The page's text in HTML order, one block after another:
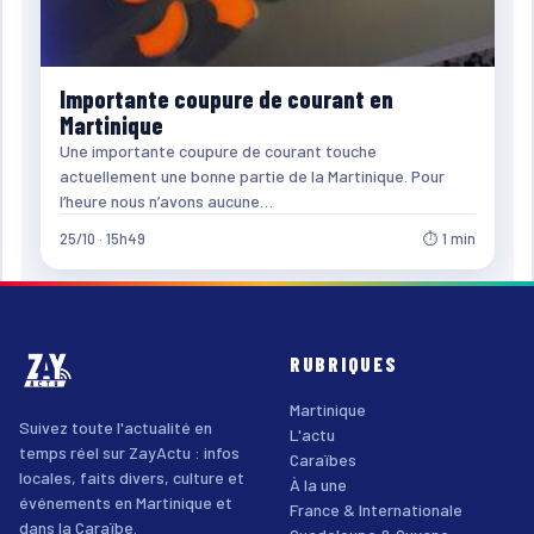
Importante coupure de courant en
Martinique
Une importante coupure de courant touche
actuellement une bonne partie de la Martinique. Pour
l’heure nous n’avons aucune…
25/10 · 15h49 ⏱ 1 min
Suivez toute l'actualité en
temps réel sur ZayActu : infos
locales, faits divers, culture et
événements en Martinique et
dans la Caraïbe.
RUBRIQUES
Martinique
L'actu
Caraïbes
À la une
France & Internationale